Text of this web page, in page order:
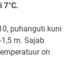
puhanguti kuni
m. Sajab
on